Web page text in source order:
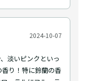
2024-10-07
淡いピンクといっ
り！特に鈴蘭の香